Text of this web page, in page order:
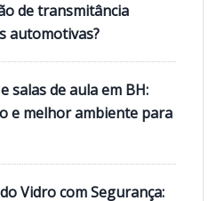
de transmitância
automotivas?
salas de aula em BH:
e melhor ambiente para
Vidro com Segurança: